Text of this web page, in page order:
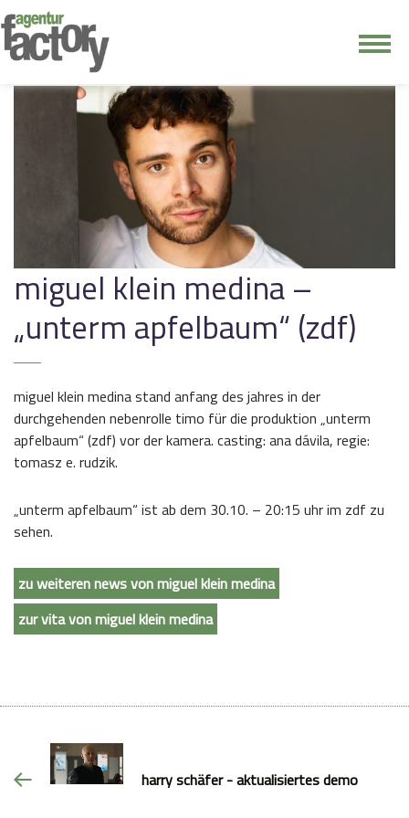
kontakt
miguel klein medina –
„unterm apfelbaum“ (zdf)
miguel klein medina stand anfang des jahres in der
durchgehenden nebenrolle timo für die produktion „unterm
apfelbaum“ (zdf) vor der kamera. casting: ana dávila, regie:
tomasz e. rudzik.
„unterm apfelbaum“ ist ab dem 30.10. – 20:15 uhr im zdf zu
sehen.
zu weiteren news von miguel klein medina
zur vita von miguel klein medina
harry schäfer - aktualisiertes demo